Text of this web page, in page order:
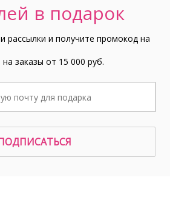
в подарок
рассылки и получите промокод на
заказы от 15 000 руб.